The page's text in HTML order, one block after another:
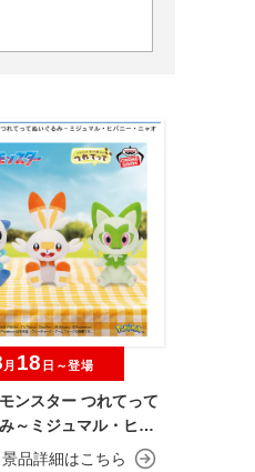
ンスター つれてって
～ミジュマル・ヒバ
オハ～
月 18 日～登場